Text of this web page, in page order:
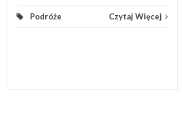
Podróże Czytaj Więcej